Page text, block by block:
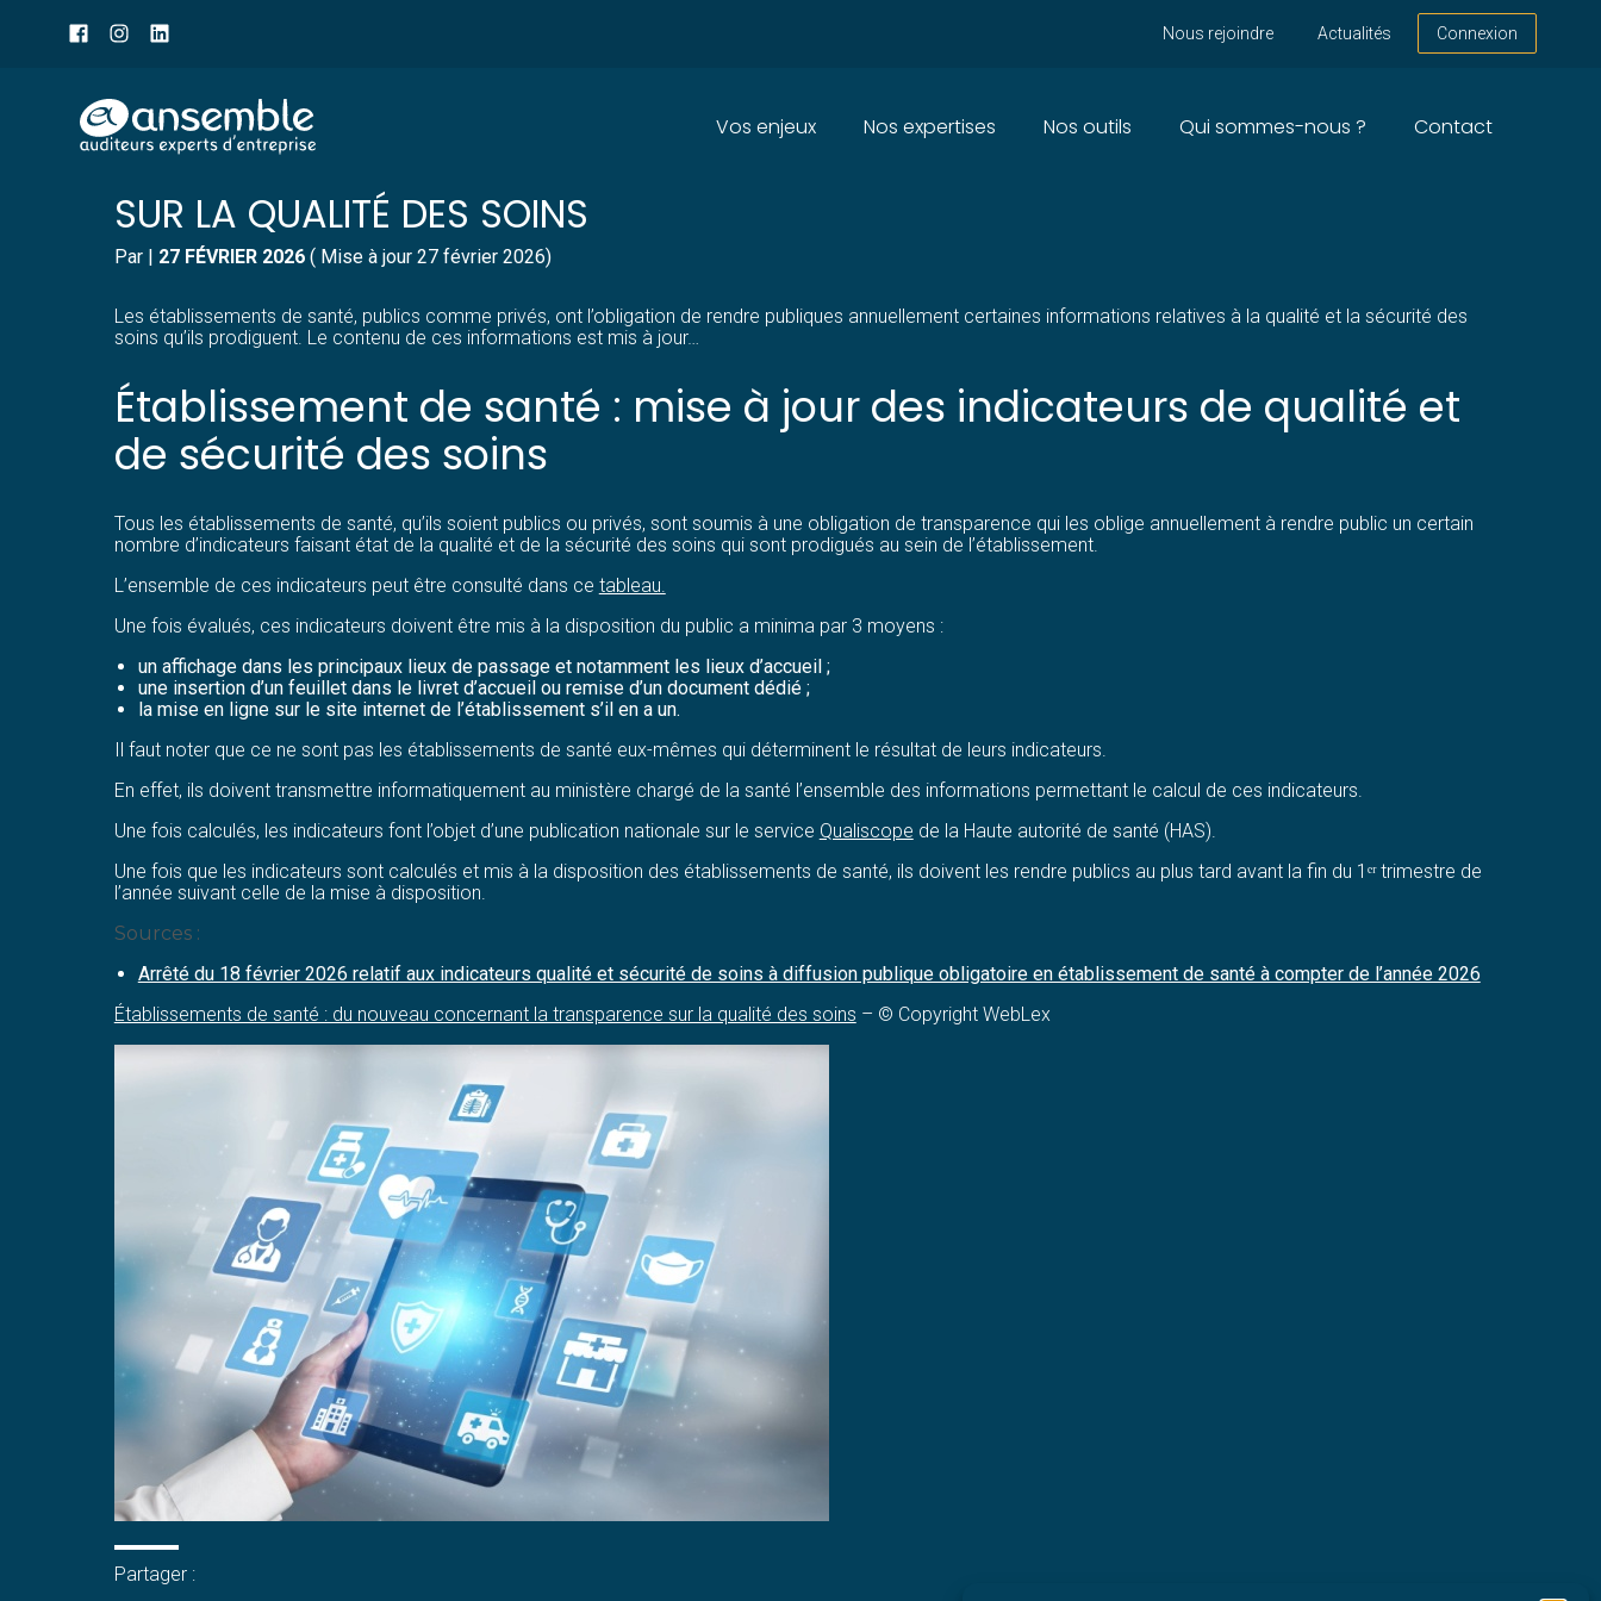
header
Nous rejoindre Actualités Connexion
Aller
au
Principal
Vos enjeux Nos expertises Nos outils Qui sommes-nous ? Contact
ÉTABLISSEMENTS DE SANTÉ : DU NOUVEAU CONCERNANT LA TRANSPARENCE
SUR LA QUALITÉ DES SOINS
Par | 27 FÉVRIER 2026( Mise à jour 27 février 2026)
Les établissements de santé, publics comme privés, ont l’obligation de rendre publiques annuellement certaines informations relatives à la qualité et la sécurité des
soins qu’ils prodiguent. Le contenu de ces informations est mis à jour…
Établissement de santé : mise à jour des indicateurs de qualité et
de sécurité des soins
Tous les établissements de santé, qu’ils soient publics ou privés, sont soumis à une obligation de transparence qui les oblige annuellement à rendre public un certain
nombre d’indicateurs faisant état de la qualité et de la sécurité des soins qui sont prodigués au sein de l’établissement.
L’ensemble de ces indicateurs peut être consulté dans ce tableau.
Une fois évalués, ces indicateurs doivent être mis à la disposition du public a minima par 3 moyens :
un affichage dans les principaux lieux de passage et notamment les lieux d’accueil ;
une insertion d’un feuillet dans le livret d’accueil ou remise d’un document dédié ;
la mise en ligne sur le site internet de l’établissement s’il en a un.
Il faut noter que ce ne sont pas les établissements de santé eux-mêmes qui déterminent le résultat de leurs indicateurs.
En effet, ils doivent transmettre informatiquement au ministère chargé de la santé l’ensemble des informations permettant le calcul de ces indicateurs.
Une fois calculés, les indicateurs font l’objet d’une publication nationale sur le service Qualiscope de la Haute autorité de santé (HAS).
Une fois que les indicateurs sont calculés et mis à la disposition des établissements de santé, ils doivent les rendre publics au plus tard avant la fin du 1ᵉʳ trimestre de
l’année suivant celle de la mise à disposition.
Sources :
Arrêté du 18 février 2026 relatif aux indicateurs qualité et sécurité de soins à diffusion publique obligatoire en établissement de santé à compter de l’année 2026
Établissements de santé : du nouveau concernant la transparence sur la qualité des soins – © Copyright WebLex
Partager :